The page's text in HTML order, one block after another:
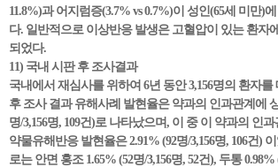
11.8%)과 어지럼증(3.7% vs 0.7%)이 성인(65세 미만)
다. 일반적으로 이상반응 발생은 고혈압이 있는 환자
되었다.
11) 국내 시판 후 조사결과
국내에서 재심사를 위하여 6년 동안 3,156명의 환자
후 조사 결과 유해사례 발현율은 약과의 인과관계에
명/3,156명, 109건)로 나타났으며, 이 중 이 약과의 인
약물유해반응 발현율은 2.91% (92명/3,156명, 106건)
로는 안면 홍조 1.65% (52명/3,156명, 52건), 두통 0.98%